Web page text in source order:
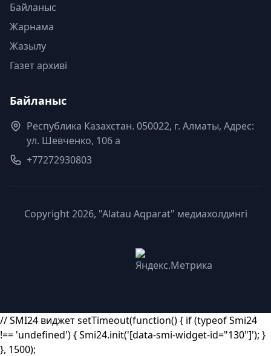
Байланыс
Жарнама
Жазылу
Газет архиві
Байланыс
Республика Казахстан. 050022, г. Алматы, Адрес:
ул. Шевченко, 106 а
+77272930803
Copyright 2026, "Alatau Aqparat" медиахолдингі
// SMI24 виджет setTimeout(function() { if (typeof Smi24
!== 'undefined') { Smi24.init('[data-smi-widget-id="130"]'); }
}, 1500);